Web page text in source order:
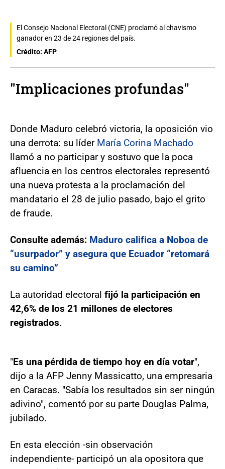
El Consejo Nacional Electoral (CNE) proclamó al chavismo
ganador en 23 de 24 regiones del país.
Crédito: AFP
"Implicaciones profundas"
Donde Maduro celebró victoria, la oposición vio
una derrota: su líder María Corina Machado
llamó a no participar y sostuvo que la poca
afluencia en los centros electorales representó
una nueva protesta a la proclamación del
mandatario el 28 de julio pasado, bajo el grito
de fraude.
Consulte además: Maduro califica a Noboa de
“usurpador” y asegura que Ecuador “retomará
su camino”
La autoridad electoral fijó la participación en
42,6% de los 21 millones de electores
registrados.
"Es una pérdida de tiempo hoy en día votar",
dijo a la AFP Jenny Massicatto, una empresaria
en Caracas. "Sabía los resultados sin ser ningún
adivino", comentó por su parte Douglas Palma,
jubilado.
En esta elección -sin observación
independiente- participó un ala opositora que